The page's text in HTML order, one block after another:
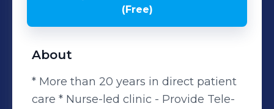
(Free)
About
* More than 20 years in direct patient
care * Nurse-led clinic - Provide Tele-